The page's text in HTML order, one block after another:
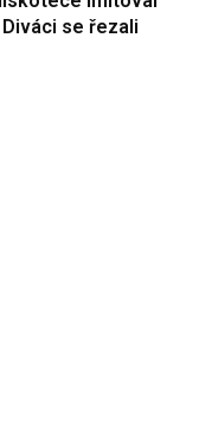
se řezali